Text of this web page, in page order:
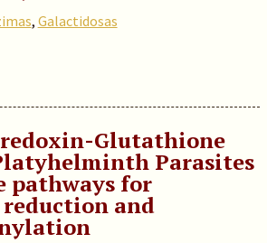
, Galactidosas
Glutathione
Parasites
pathways for
and